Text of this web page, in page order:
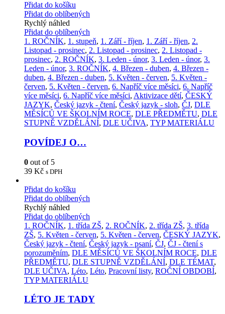
Přidat do košíku
Přidat do oblíbených
Rychlý náhled
Přidat do oblíbených
1. ROČNÍK, 1. stupeň, 1. Září - říjen, 1. Září - říjen, 2.
Listopad - prosinec, 2. Listopad - prosinec, 2. Listopad -
prosinec, 2. ROČNÍK, 3. Leden - únor, 3. Leden - únor, 3.
Leden - únor, 3. ROČNÍK, 4. Březen - duben, 4. Březen -
duben, 4. Březen - duben, 5. Květen - červen, 5. Květen -
červen, 5. Květen - červen, 6. Napříč více měsíci, 6. Napříč
více měsíci, 6. Napříč více měsíci, Aktivizace dětí, ČESKÝ
JAZYK, Český jazyk - čtení, Český jazyk - sloh, ČJ, DLE
MĚSÍCŮ VE ŠKOLNÍM ROCE, DLE PŘEDMĚTU, DLE
STUPNĚ VZDĚLÁNÍ, DLE UČIVA, TYP MATERIÁLU
POVÍDEJ O…
0 out of 5
39 Kč s DPH
Přidat do košíku
Přidat do oblíbených
Rychlý náhled
Přidat do oblíbených
1. ROČNÍK, 1. třída ZŠ, 2. ROČNÍK, 2. třída ZŠ, 3. třída
ZŠ, 5. Květen - červen, 5. Květen - červen, ČESKÝ JAZYK,
Český jazyk - čtení, Český jazyk - psaní, ČJ, ČJ - čtení s
porozuměním, DLE MĚSÍCŮ VE ŠKOLNÍM ROCE, DLE
PŘEDMĚTU, DLE STUPNĚ VZDĚLÁNÍ, DLE TÉMAT,
DLE UČIVA, Léto, Léto, Pracovní listy, ROČNÍ OBDOBÍ,
TYP MATERIÁLU
LÉTO JE TADY